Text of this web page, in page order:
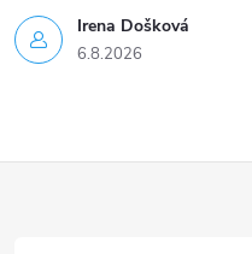
Irena Došková
6.8.2026